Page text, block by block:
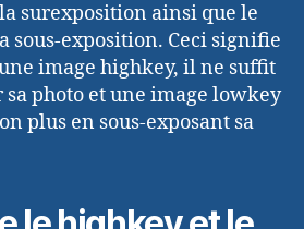
surexposition ainsi que le
sous-exposition. Ceci signifie
image highkey, il ne suffit
sa photo et une image lowkey
plus en sous-exposant sa